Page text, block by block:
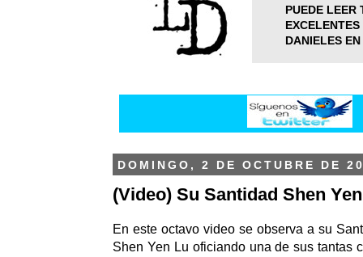
PUEDE LEER
DANIELES
DOMINGO, 2 DE OCTUBRE DE
(Video) Su Santidad Shen
En este octavo video se observa a su
Shen Yen Lu oficiando una de sus tantas